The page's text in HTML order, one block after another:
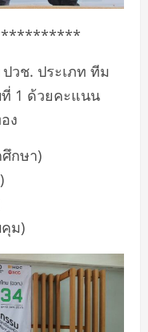
วช. ประเภท ทีม
ที่ 1 ด้วยคะแนน
ง
กษา)
ม)